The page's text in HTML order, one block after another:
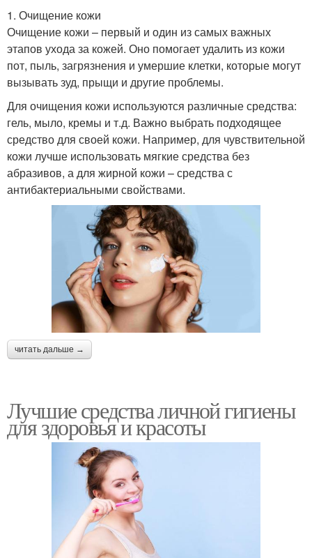
1. Очищение кожи
Очищение кожи – первый и один из самых важных
этапов ухода за кожей. Оно помогает удалить из кожи
пот, пыль, загрязнения и умершие клетки, которые могут
вызывать зуд, прыщи и другие проблемы.
Для очищения кожи используются различные средства:
гель, мыло, кремы и т.д. Важно выбрать подходящее
средство для своей кожи. Например, для чувствительной
кожи лучше использовать мягкие средства без
абразивов, а для жирной кожи – средства с
антибактериальными свойствами.
читать дальше →
Лучшие средства личной гигиены
для здоровья и красоты